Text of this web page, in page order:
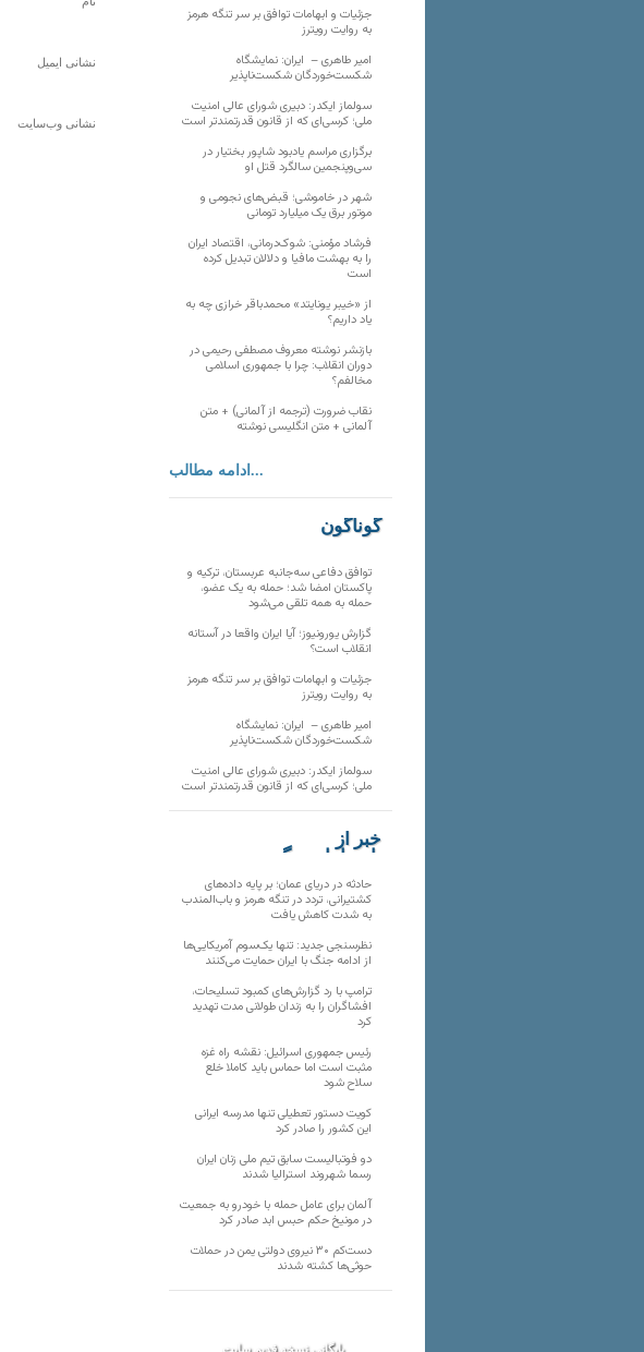
جزئیات و ابهامات توافق بر سر تنگه هرمز
به روایت رویترز
امیر طاهری – ایران: نمایشگاه
شکست‌خوردگان شکست‌ناپذیر
سولماز ایکدر: دبیری شورای عالی امنیت
ملی؛ کرسی‌ای که از قانون قدرتمندتر است
برگزاری مراسم یادبود شاپور بختیار در
سی‌وپنجمین سالگرد قتل او
شهر در خاموشی؛ قبض‌های نجومی و
موتور برق یک میلیارد تومانی
فرشاد مؤمنی: شوک‌درمانی، اقتصاد ایران
را به بهشت مافیا و دلالان تبدیل کرده
است
از «خیبر یونایتد» محمدباقر خرازی چه به
یاد داریم؟
بازنشر نوشته معروف مصطفی رحیمی در
دوران انقلاب: چرا با جمهوری اسلامی
مخالفم؟
نقاب ضرورت (ترجمه از آلمانی) + متن
آلمانی + متن انگلیسی نوشته
ادامه مطالب...
گوناگون
توافق دفاعی سه‌جانبه عربستان، ترکیه و
پاکستان امضا شد؛ حمله به یک عضو،
حمله به همه تلقی می‌شود
گزارش یورونیوز؛ آیا ایران واقعا در آستانه
انقلاب است؟
جزئیات و ابهامات توافق بر سر تنگه هرمز
به روایت رویترز
امیر طاهری – ایران: نمایشگاه
شکست‌خوردگان شکست‌ناپذیر
سولماز ایکدر: دبیری شورای عالی امنیت
ملی؛ کرسی‌ای که از قانون قدرتمندتر است
خبر از
تارنماهای دیگر
حادثه در دریای عمان؛ بر پایه داده‌های
کشتیرانی، تردد در تنگه هرمز و باب‌المندب
به شدت کاهش یافت
نظرسنجی جدید: تنها یک‌سوم آمریکایی‌ها
از ادامه جنگ با ایران حمایت می‌کنند
ترامپ با رد گزارش‌های کمبود تسلیحات،
افشاگران را به زندان طولانی مدت تهدید
کرد
رئیس‌ جمهوری اسرائیل: نقشه راه غزه
مثبت است اما حماس باید کاملا خلع
سلاح شود
کویت دستور تعطیلی تنها مدرسه ایرانی
این کشور را صادر کرد
دو فوتبالیست سابق تیم ملی زنان ایران
رسما شهروند استرالیا شدند
آلمان برای عامل حمله با خودرو به جمعیت
در مونیخ حکم حبس ابد صادر کرد
دست‌کم ۳۰ نیروی دولتی یمن در حملات
حوثی‌ها کشته شدند
بایگانی نسخه قدیم سایت